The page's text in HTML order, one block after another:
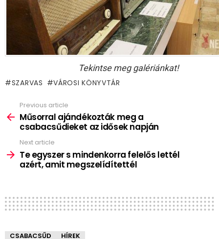
Tekintse meg galériánkat!
SZARVAS VÁROSI KÖNYVTÁR
more
Previous article
Műsorral ajándékozták meg a
csabacsűdieket az idősek napján
Next article
Te egyszer s mindenkorra felelős lettél
azért, amit megszelídítettél
CSABACSŰD HÍREK